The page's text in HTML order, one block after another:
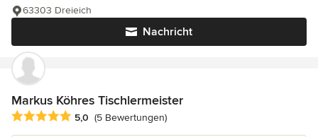
Nachricht
63303 Dreieich
Markus Köhres Tischlermeister
Durchschnittliche Bewertung: 5 von 5 Sternen
5,0 (5 Bewertungen)